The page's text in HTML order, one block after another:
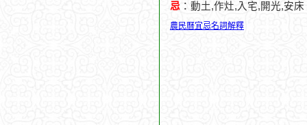
忌 ：動土,作灶,入宅,開光,安床
農民曆宜忌名詞解釋